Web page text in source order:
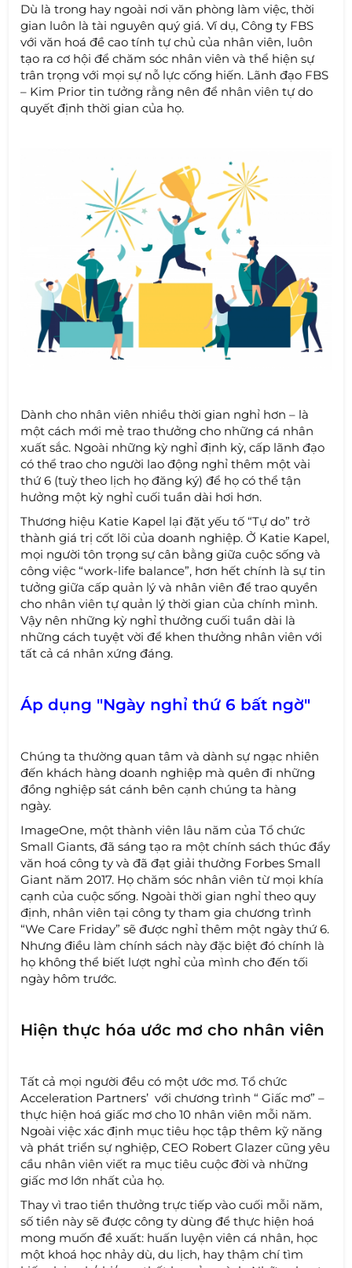
Dù là trong hay ngoài nơi văn phòng làm việc, thời
gian luôn là tài nguyên quý giá. Ví dụ, Công ty FBS
với văn hoá đề cao tính tự chủ của nhân viên, luôn
tạo ra cơ hội để chăm sóc nhân viên và thể hiện sự
trân trọng với mọi sự nỗ lực cống hiến. Lãnh đạo FBS
– Kim Prior tin tưởng rằng nên để nhân viên tự do
quyết định thời gian của họ.
Dành cho nhân viên nhiều thời gian nghỉ hơn – là
một cách mới mẻ trao thưởng cho những cá nhân
xuất sắc. Ngoài những kỳ nghỉ định kỳ, cấp lãnh đạo
có thể trao cho người lao động nghỉ thêm một vài
thứ 6 (tuỳ theo lịch họ đăng ký) để họ có thể tận
hưởng một kỳ nghỉ cuối tuần dài hơi hơn.
Thương hiệu Katie Kapel lại đặt yếu tố “Tự do” trở
thành giá trị cốt lõi của doanh nghiệp. Ở Katie Kapel,
mọi người tôn trọng sự cân bằng giữa cuộc sống và
công việc “work-life balance”, hơn hết chính là sự tin
tưởng giữa cấp quản lý và nhân viên để trao quyền
cho nhân viên tự quản lý thời gian của chính mình.
Vậy nên những kỳ nghỉ thưởng cuối tuần dài là
những cách tuyệt vời để khen thưởng nhân viên với
tất cả cá nhân xứng đáng.
Áp dụng "Ngày nghỉ thứ 6 bất ngờ"
Chúng ta thường quan tâm và dành sự ngạc nhiên
đến khách hàng doanh nghiệp mà quên đi những
đồng nghiệp sát cánh bên cạnh chúng ta hàng
ngày.
ImageOne, một thành viên lâu năm của Tổ chức
Small Giants, đã sáng tạo ra một chính sách thúc đẩy
văn hoá công ty và đã đạt giải thưởng Forbes Small
Giant năm 2017. Họ chăm sóc nhân viên từ mọi khía
cạnh của cuộc sống. Ngoài thời gian nghỉ theo quy
định, nhân viên tại công ty tham gia chương trình
“We Care Friday” sẽ được nghỉ thêm một ngày thứ 6.
Nhưng điều làm chính sách này đặc biệt đó chính là
họ không thể biết lượt nghỉ của mình cho đến tối
ngày hôm trước.
Hiện thực hóa ước mơ cho nhân viên
Tất cả mọi người đều có một ước mơ. Tổ chức
Acceleration Partners’ với chương trình “ Giấc mơ” –
thực hiện hoá giấc mơ cho 10 nhân viên mỗi năm.
Ngoài việc xác định mục tiêu học tập thêm kỹ năng
và phát triển sự nghiệp, CEO Robert Glazer cũng yêu
cầu nhân viên viết ra mục tiêu cuộc đời và những
giấc mơ lớn nhất của họ.
Thay vì trao tiền thưởng trực tiếp vào cuối mỗi năm,
số tiền này sẽ được công ty dùng để thực hiện hoá
mong muốn đề xuất: huấn luyện viên cá nhân, học
một khoá học nhảy dù, du lịch, hay thậm chí tìm